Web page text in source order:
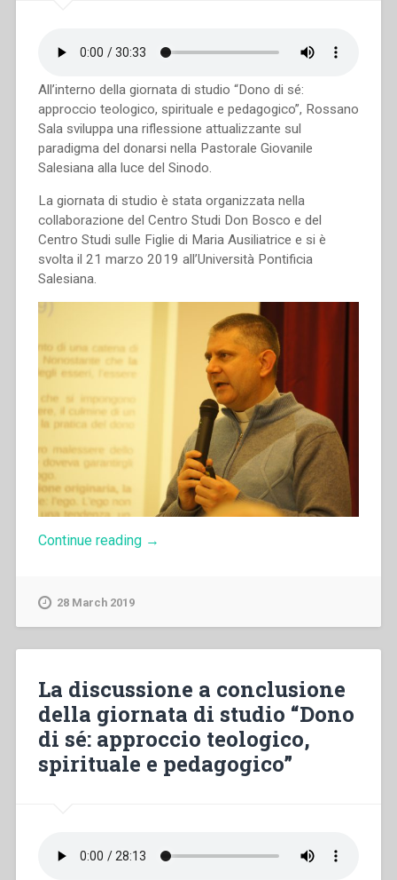
All’interno della giornata di studio “Dono di sé:
approccio teologico, spirituale e pedagogico”, Rossano
Sala sviluppa una riflessione attualizzante sul
paradigma del donarsi nella Pastorale Giovanile
Salesiana alla luce del Sinodo.
La giornata di studio è stata organizzata nella
collaborazione del Centro Studi Don Bosco e del
Centro Studi sulle Figlie di Maria Ausiliatrice e si è
svolta il 21 marzo 2019 all’Università Pontificia
Salesiana.
Continue reading “Rossano
del
Giovanile
Salesiana
alla
luce
del
Sinodo”
→
28 March 2019
La discussione a conclusione
della giornata di studio “Dono
di sé: approccio teologico,
spirituale e pedagogico”